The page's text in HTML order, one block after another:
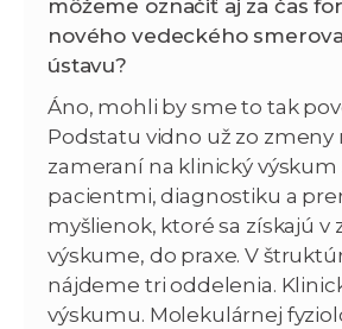
môžeme označiť aj za čas
nového vedeckého
ústavu?
Áno, mohli by sme to tak
Podstatu vidno už zo zmeny
zameraní na klinický výskum
pacientmi, diagnostiku a
myšlienok, ktoré sa získajú v
výskume, do praxe. V
nájdeme tri oddelenia.
výskumu. Molekulárnej